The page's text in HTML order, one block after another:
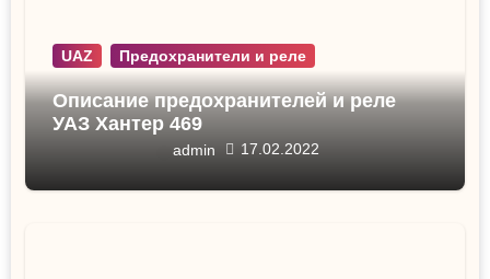
UAZ Предохранители и реле
Описание предохранителей и реле
УАЗ Хантер 469
admin 17.02.2022